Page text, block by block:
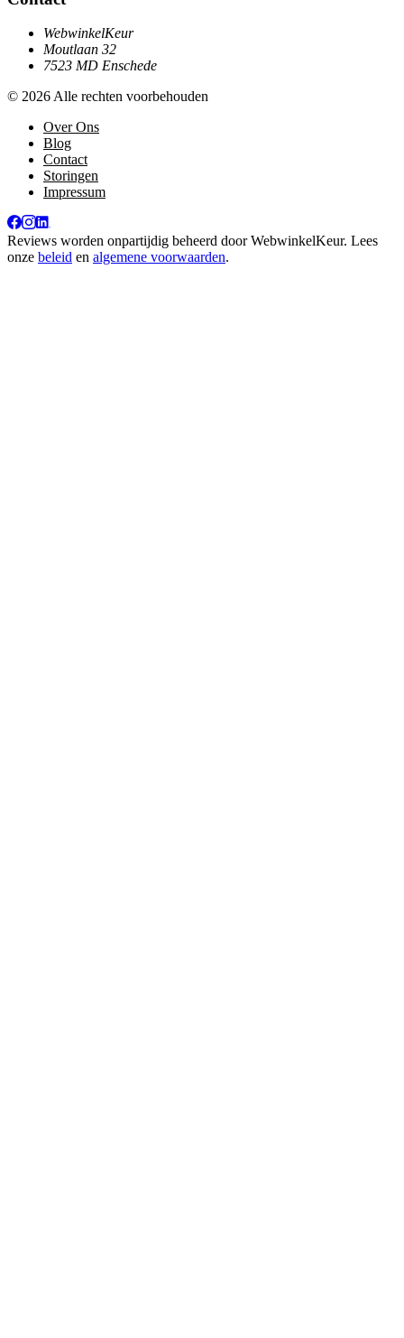
WebwinkelKeur
Moutlaan 32
7523 MD Enschede
© 2026 Alle rechten voorbehouden
Over Ons
Blog
Contact
Storingen
Impressum
Reviews worden onpartijdig beheerd doorWebwinkelKeur. Lees
onze beleid en algemene voorwaarden.